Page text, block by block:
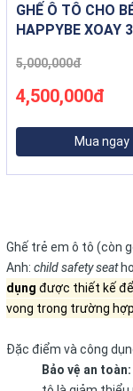
GHẾ Ô TÔ CHO
HAPPYBE XOAY
4,500,000đ
5,000,000đ
Mua ngay
Ghế trẻ em ô tô (còn
Anh: child safety seat
dụng được thiết kế
vong trong trường
Đặc điểm và công
Bảo vệ an toàn: